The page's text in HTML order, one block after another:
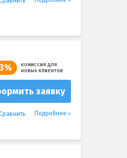
комиссия для
новых клиентов
заявку
Подробнее